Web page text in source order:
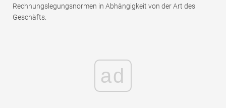
Rechnungslegungsnormen in Abhängigkeit von der Art des
Geschäfts.
ad